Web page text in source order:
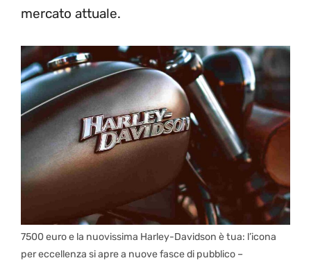
mercato attuale.
7500 euro e la nuovissima Harley-Davidson è tua: l’icona
per eccellenza si apre a nuove fasce di pubblico –